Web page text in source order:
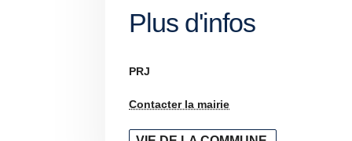
Plus d'infos
PRJ
Contacter la mairie